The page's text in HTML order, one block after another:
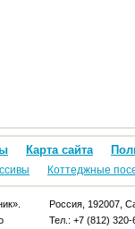
Карта сайта
Коттеджные
Россия, 192007,
Тел.: +7 (812) 320-